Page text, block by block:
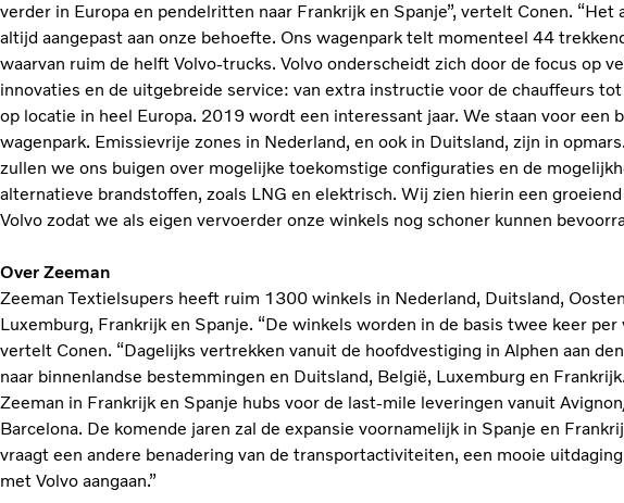
verder in Europa en pendelritten naar Frankrijk en Spanje”, vertelt Conen. “Het
altijd aangepast aan onze behoefte. Ons wagenpark telt momenteel 44
waarvan ruim de helft Volvo-trucks. Volvo onderscheidt zich door de focus op
innovaties en de uitgebreide service: van extra instructie voor de chauffeurs
op locatie in heel Europa. 2019 wordt een interessant jaar. We staan voor een
wagenpark. Emissievrije zones in Nederland, en ook in Duitsland, zijn in
zullen we ons buigen over mogelijke toekomstige configuraties en de
alternatieve brandstoffen, zoals LNG en elektrisch. Wij zien hierin een
Volvo zodat we als eigen vervoerder onze winkels nog schoner kunnen
Over Zeeman
Zeeman Textielsupers heeft ruim 1300 winkels in Nederland, Duitsland,
Luxemburg, Frankrijk en Spanje. “De winkels worden in de basis twee keer per
vertelt Conen. “Dagelijks vertrekken vanuit de hoofdvestiging in Alphen aan
naar binnenlandse bestemmingen en Duitsland, België, Luxemburg en
Zeeman in Frankrijk en Spanje hubs voor de last-mile leveringen vanuit
Barcelona. De komende jaren zal de expansie voornamelijk in Spanje en
vraagt een andere benadering van de transportactiviteiten, een mooie
met Volvo aangaan.”